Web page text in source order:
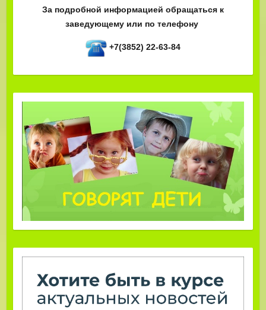
За подробной информацией обращаться к
заведующему или по телефону
+7(3852) 22-63-84